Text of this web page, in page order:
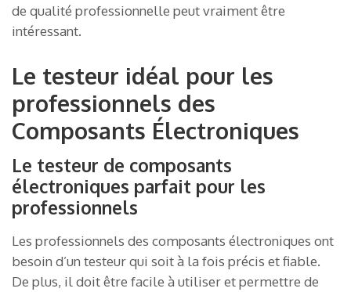
de qualité professionnelle peut vraiment être
intéressant.
Le testeur idéal pour les
professionnels des
Composants Électroniques
Le testeur de composants
électroniques parfait pour les
professionnels
Les professionnels des composants électroniques ont
besoin d’un testeur qui soit à la fois précis et fiable.
De plus, il doit être facile à utiliser et permettre de